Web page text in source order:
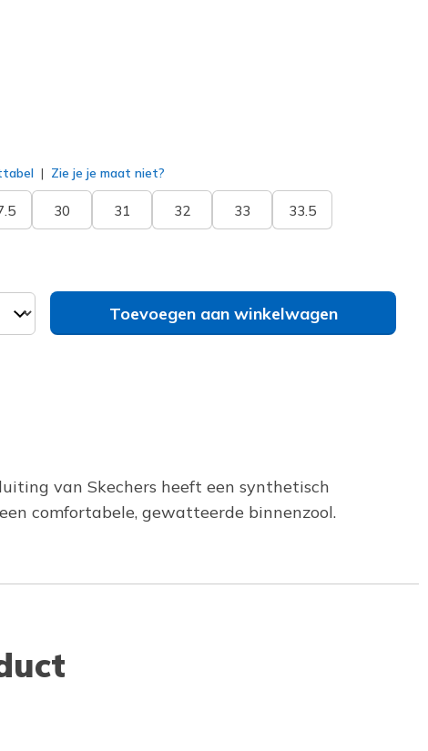
Zie je je maat niet?
30 31 32 33 33.5
Toevoegen aan winkelwagen
van Skechers heeft een synthetisch
comfortabele, gewatteerde binnenzool.